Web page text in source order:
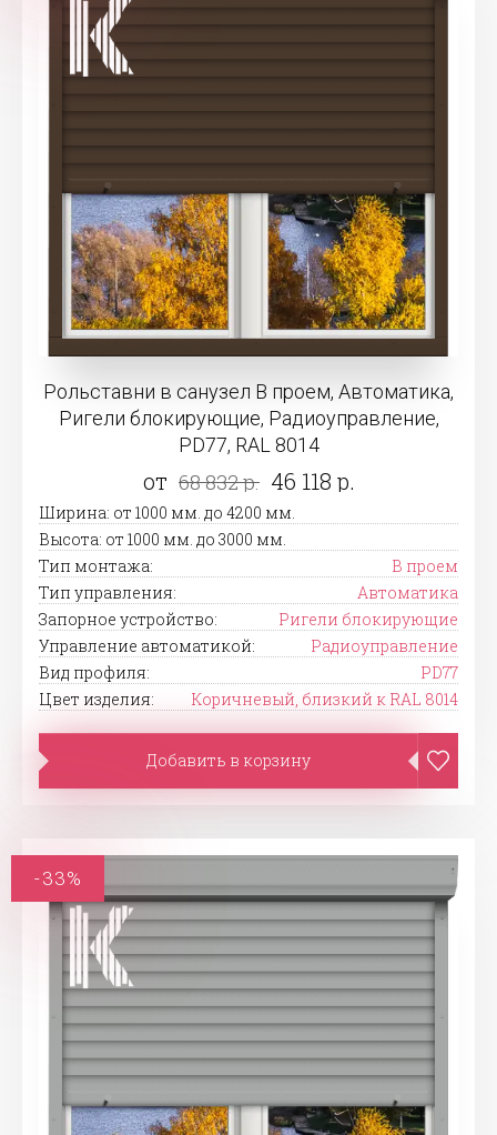
Рольставни в санузел В проем, Автоматика,
Ригели блокирующие, Радиоуправление,
PD77, RAL 8014
от 68 832 р. 46 118 р.
Ширина: от 1000 мм. до 4200 мм.
Высота: от 1000 мм. до 3000 мм.
Тип монтажа:
В проем
Тип управления:
Автоматика
Запорное устройство:
Ригели блокирующие
Управление автоматикой:
Радиоуправление
Вид профиля:
PD77
Цвет изделия:
Коричневый, близкий к RAL 8014
Добавить в корзину
-33%